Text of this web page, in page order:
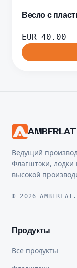
Весло с
EUR 40.00
AMBERLAT
Ведущий
Флагштоки, лодки
высокой
© 2026
Продукты
Все продукты